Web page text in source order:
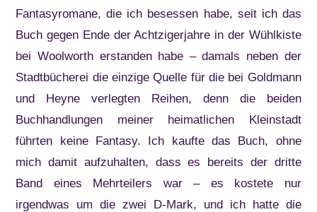
Fantasyromane, die ich besessen habe, seit ich das
Buch gegen Ende der Achtzigerjahre in der Wühlkiste
bei Woolworth erstanden habe – damals neben der
Stadtbücherei die einzige Quelle für die bei Goldmann
und Heyne verlegten Reihen, denn die beiden
Buchhandlungen meiner heimatlichen Kleinstadt
führten keine Fantasy. Ich kaufte das Buch, ohne
mich damit aufzuhalten, dass es bereits der dritte
Band eines Mehrteilers war – es kostete nur
irgendwas um die zwei D-Mark, und ich hatte die